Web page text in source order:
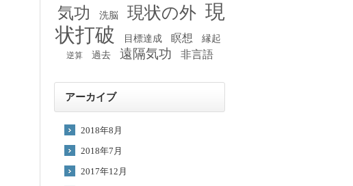
気功 洗脳 現状の外 現
状打破
目標達成 瞑想 縁起
逆算 過去 遠隔気功 非言語
アーカイブ
2018年8月
2018年7月
2017年12月